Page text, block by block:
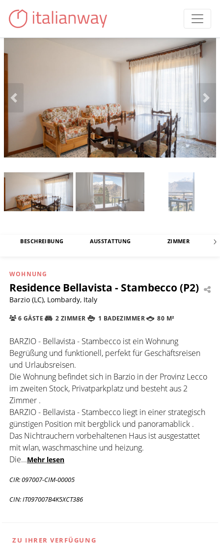
BESCHREIBUNG AUSSTATTUNG ZIMMER
WOHNUNG
Residence Bellavista - Stambecco (P2)
Barzio (LC), Lombardy, Italy
6 GÄSTE 2 ZIMMER 1 BADEZIMMER 80 M²
BARZIO - Bellavista - Stambecco ist ein Wohnung
Begrüßung und funktionell, perfekt für Geschäftsreisen
und Urlaubsreisen.
Die Wohnung befindet sich in Barzio in der Provinz Lecco
im zweiten Stock, Privatparkplatz und besteht aus 2
Zimmer .
BARZIO - Bellavista - Stambecco liegt in einer strategisch
günstigen Position mit bergblick und panoramablick .
Das Nichtrauchern vorbehaltenen Haus ist ausgestattet
mit wlan, waschmaschine und heizung.
Die...Mehr lesen
CIR: 097007-CIM-00005
CIN: IT097007B4K5XCT386
ZU IHRER VERFÜGUNG